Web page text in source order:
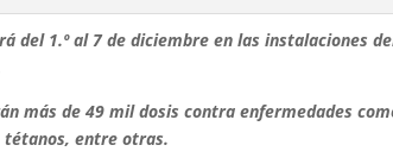
del 1.º al 7 de diciembre en las instalaciones
más de 49 mil dosis contra enfermedades
entre otras.